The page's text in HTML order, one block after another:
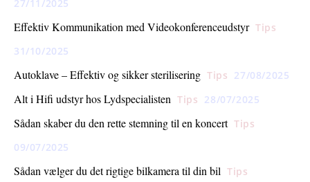
27/11/2025
Effektiv Kommunikation med Videokonferenceudstyr Tips
31/10/2025
Autoklave – Effektiv og sikker sterilisering Tips 27/08/2025
Alt i Hifi udstyr hos Lydspecialisten Tips 28/07/2025
Sådan skaber du den rette stemning til en koncert Tips
09/07/2025
Sådan vælger du det rigtige bilkamera til din bil Tips